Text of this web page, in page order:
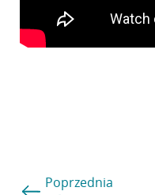
Poprzednia